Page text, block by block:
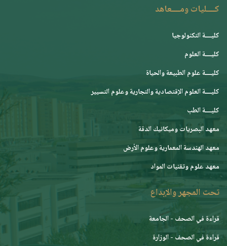
كــــليات ومــــعاهد
كليــــة التكنولوجيا
كليــــة العلوم
كليــــة علوم الطبيعة والحياة
كليــــة العلوم الإقتصادية والتجارية وعلوم التسيير
كليــــة الطب
معهد البصريات وميكانيك الدقة
معهد الهندسة المعمارية وعلوم الأرض
معهد علوم وتقنيات المواد
تحت المجهر والإبداع
قراءة في الصحف - الجامعة
قراءة في الصحف - الوزارة